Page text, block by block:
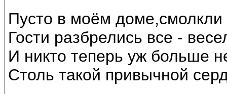
Пусто в моём доме,смолкли
Гости разбрелись все -
И никто теперь уж больше
Столь такой привычной